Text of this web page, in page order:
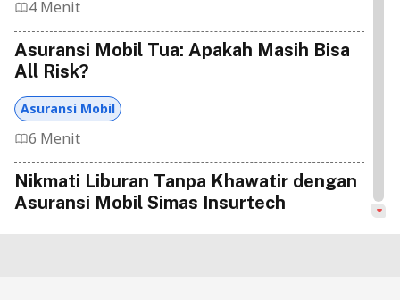
4 Menit
Asuransi Mobil Tua: Apakah Masih Bisa
All Risk?
Asuransi Mobil
6 Menit
Nikmati Liburan Tanpa Khawatir dengan
Asuransi Mobil Simas Insurtech